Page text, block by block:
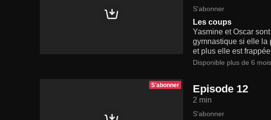
S'abonner
Les coups
Yasmine et Oscar
gymnastique si elle la
et plus elle est
Disponible plus de 6 mois
S'abonner Episode 12
2 min
S'abonner